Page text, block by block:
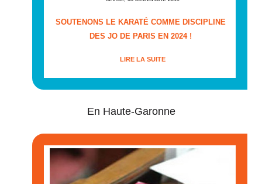
SOUTENONS LE KARATÉ COMME DISCIPLINE
DES JO DE PARIS EN 2024 !
LIRE LA SUITE
En Haute-Garonne